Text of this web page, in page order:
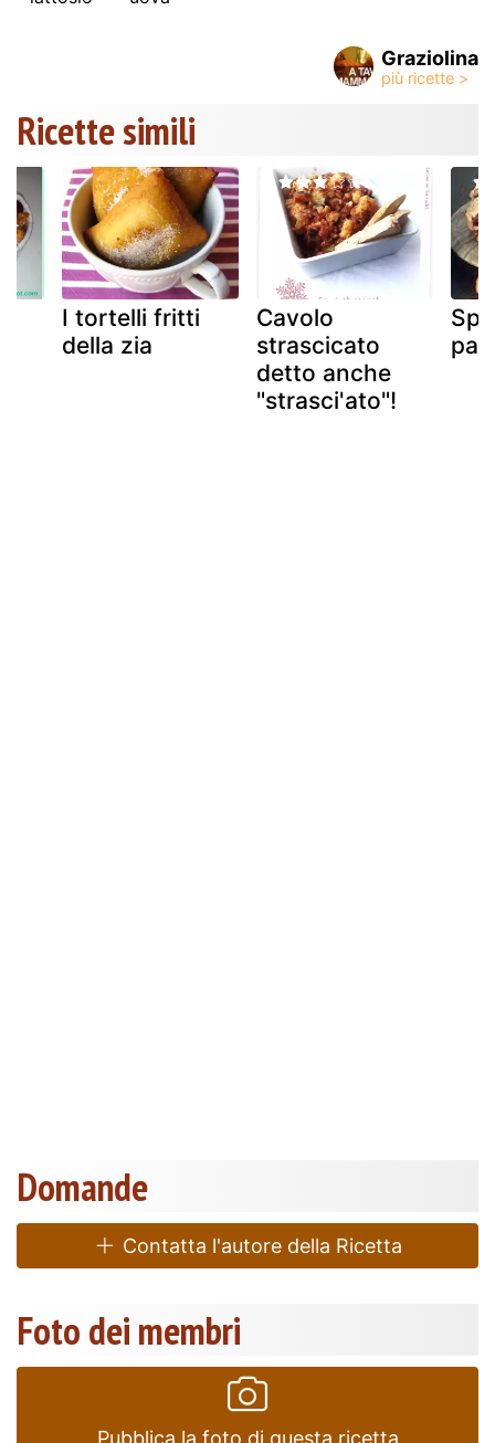
Graziolina
Ricette simili
I tortelli fritti
della zia
Cavolo
strascicato
detto anche
"strasci'ato"!
Domande
Contatta l'autore della Ricetta
Foto dei membri
Pubblica la foto di questa ricetta